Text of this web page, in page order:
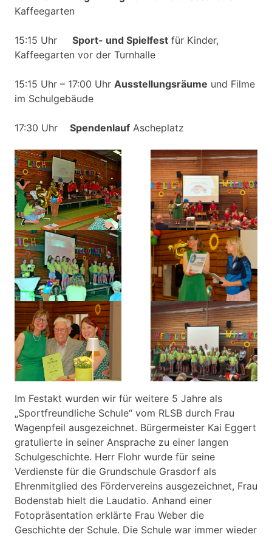
Kaffeegarten
15:15 Uhr Sport- und Spielfest für Kinder,
Kaffeegarten vor der Turnhalle
15:15 Uhr – 17:00 Uhr Ausstellungsräume und Filme
im Schulgebäude
17:30 Uhr Spendenlauf Ascheplatz
Im Festakt wurden wir für weitere 5 Jahre als
„Sportfreundliche Schule“ vom RLSB durch Frau
Wagenpfeil ausgezeichnet. Bürgermeister Kai Eggert
gratulierte in seiner Ansprache zu einer langen
Schulgeschichte. Herr Flohr wurde für seine
Verdienste für die Grundschule Grasdorf als
Ehrenmitglied des Fördervereins ausgezeichnet, Frau
Bodenstab hielt die Laudatio. Anhand einer
Fotopräsentation erklärte Frau Weber die
Geschichte der Schule. Die Schule war immer wieder